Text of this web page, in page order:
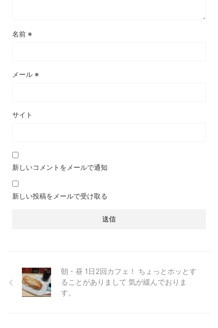
名前 ※
メール ※
サイト
新しいコメントをメールで通知
新しい投稿をメールで受け取る
朝・昼 1日2回カフェ！ ちょっとホッとす
ることがありまして 気が緩んでおりま
す。